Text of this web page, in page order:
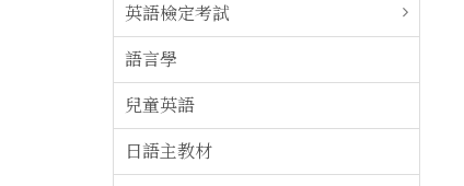
英語檢定考試
語言學
兒童英語
日語主教材